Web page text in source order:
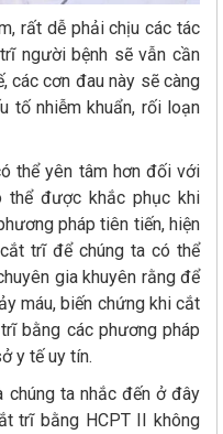
rất dễ phải chịu các tác
người bệnh sẽ vẫn cần
các cơn đau này sẽ càng
tố nhiễm khuẩn, rối loạn
thể yên tâm hơn đối với
được khắc phục khi
pháp tiên tiến, hiện
trĩ để chúng ta có thể
gia khuyên rằng để
máu, biến chứng khi cắt
bằng các phương pháp
y tế uy tín.
ta nhắc đến ở đây
trĩ bằng HCPT II không